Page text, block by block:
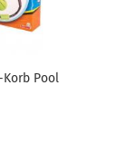
Pool